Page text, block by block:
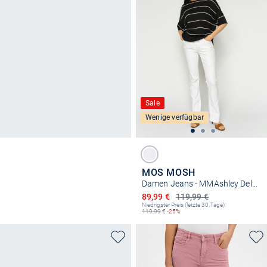
Sale
Wenige verfügbar
MOS MOSH
Damen Jeans - MMAshley Deluxe
119,99 €
Ermäßigter Preis
89,99 €
Niedrigster Preis (letzte 30 Tage):
119,99€ -25%